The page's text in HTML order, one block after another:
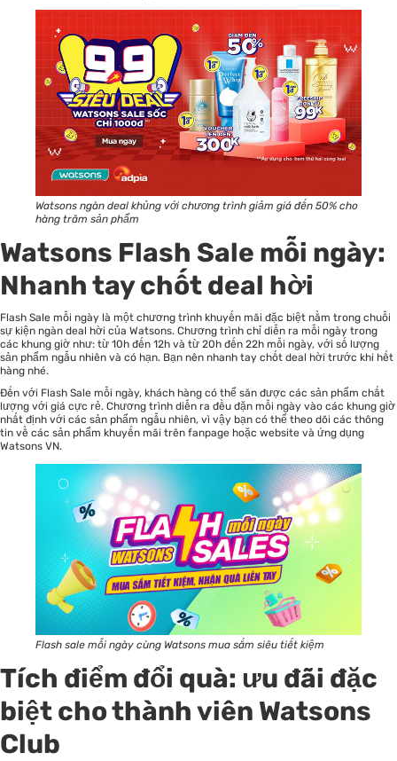
Watsons ngàn deal khủng với chương trình giảm giá đến 50% cho
hàng trăm sản phẩm
Watsons Flash Sale mỗi ngày:
Nhanh tay chốt deal hời
Flash Sale mỗi ngày là một chương trình khuyến mãi đặc biệt nằm trong chuỗi
sự kiện ngàn deal hời của Watsons. Chương trình chỉ diễn ra mỗi ngày trong
các khung giờ như: từ 10h đến 12h và từ 20h đến 22h mỗi ngày, với số lượng
sản phẩm ngẫu nhiên và có hạn. Bạn nên nhanh tay chốt deal hời trước khi hết
hàng nhé.
Đến với Flash Sale mỗi ngày, khách hàng có thể săn được các sản phẩm chất
lượng với giá cực rẻ. Chương trình diễn ra đều đặn mỗi ngày vào các khung giờ
nhất định với các sản phẩm ngẫu nhiên, vì vậy bạn có thể theo dõi các thông
tin về các sản phẩm khuyến mãi trên fanpage hoặc website và ứng dụng
Watsons VN.
Flash sale mỗi ngày cùng Watsons mua sắm siêu tiết kiệm
Tích điểm đổi quà: ưu đãi đặc
biệt cho thành viên Watsons
Club